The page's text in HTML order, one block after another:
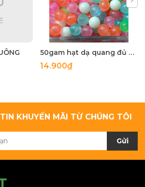
50gam hạt dạ quang đủ màu 6mm, 8mm, 10mm, 12mm, hạt nhựa tròn
14.900₫
KHUYẾN MÃI TỪ CHÚNG TÔI
Gửi